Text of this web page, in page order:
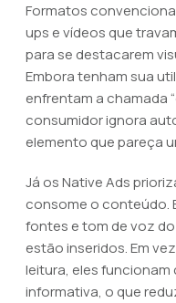
Formatos
ups e vídeos que
para se destacarem
Embora tenham sua
enfrentam a chamada
consumidor ignora
elemento que pareça
Já os Native Ads
consome o conteúdo.
fontes e tom de voz
estão inseridos. Em
leitura, eles
informativa, o que